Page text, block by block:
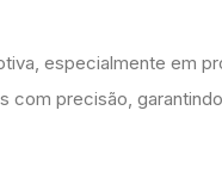
especialmente em
com precisão, garantindo